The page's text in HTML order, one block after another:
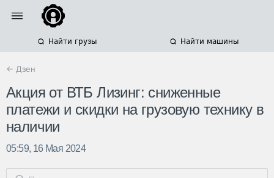
Найти грузы Найти машины
← Дзен
Акция от ВТБ Лизинг: сниженные
платежи и скидки на грузовую технику в
наличии
05:59, 16 Мая 2024